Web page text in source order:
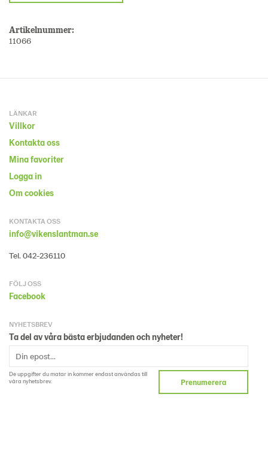
Artikelnummer:
11066
LÄNKAR
Villkor
Kontakta oss
Mina favoriter
Logga in
Om cookies
KONTAKTA OSS
info@vikenslantman.se
Tel. 042-236110
FÖLJ OSS
Facebook
NYHETSBREV
Ta del av våra bästa erbjudanden och nyheter!
De uppgifter du matar in kommer endast användas till
våra nyhetsbrev.
Prenumerera